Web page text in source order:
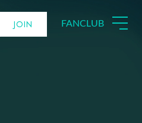
JOIN FANCLUB